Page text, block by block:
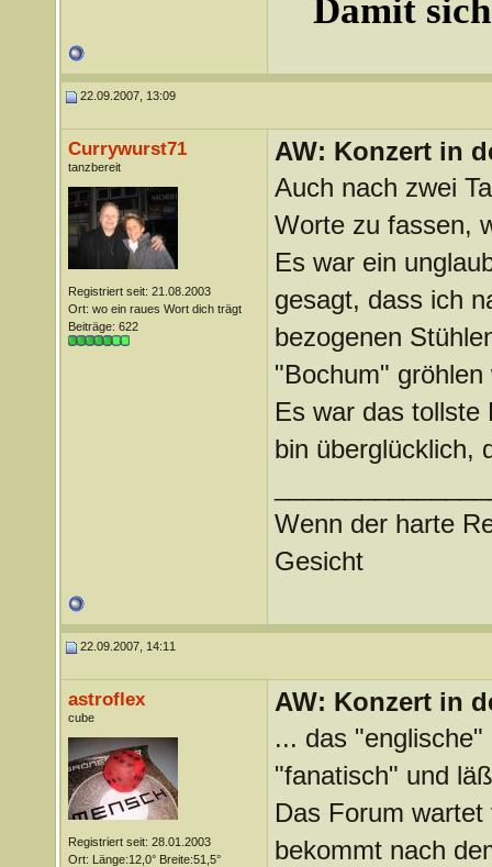
Damit
22.09.2007, 13:09
Currywurst71
tanzbereit
Registriert seit: 21.08.2003
Ort: wo ein raues Wort dich trägt
Beiträge: 622
AW: Konzert in
Auch nach zwei
Worte zu fassen,
Es war ein
gesagt, dass ich
bezogenen
"Bochum"
Es war das tollste
bin überglücklich,
Wenn der harte
Gesicht
22.09.2007, 14:11
astroflex
cube
Registriert seit: 28.01.2003
Ort: Länge:12,0° Breite:51,5°
AW: Konzert in
... das
"fanatisch" und
Das Forum
bekommt nach